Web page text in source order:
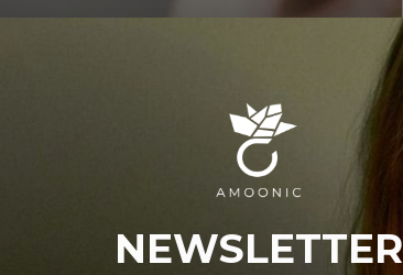
NEWSLETTER